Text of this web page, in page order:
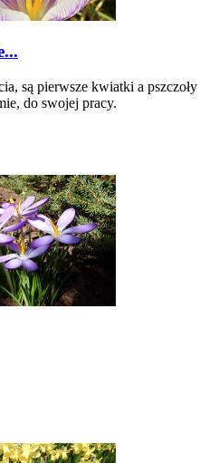
są pierwsze kwiatki a pszczoły
do swojej pracy.